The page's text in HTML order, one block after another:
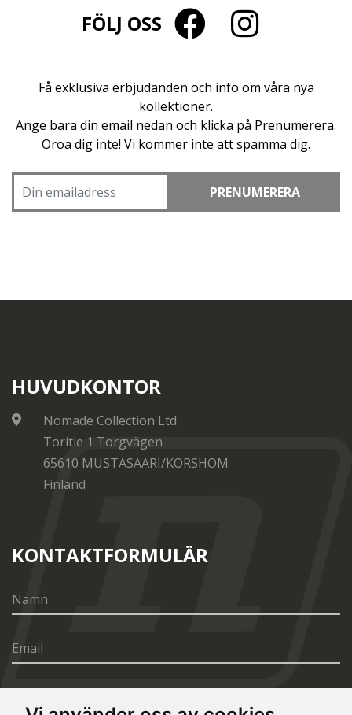
FÖLJ OSS
Få exklusiva erbjudanden och info om våra nya
kollektioner.
Ange bara din email nedan och klicka på Prenumerera.
Oroa dig inte! Vi kommer inte att spamma dig.
PRENUMERERA
HUVUDKONTOR
Nomade Collection Ltd.
Toritie 1 Torgvägen
65610 MUSTASAARI/KORSHOM
Finland
KONTAKTFORMULÄR